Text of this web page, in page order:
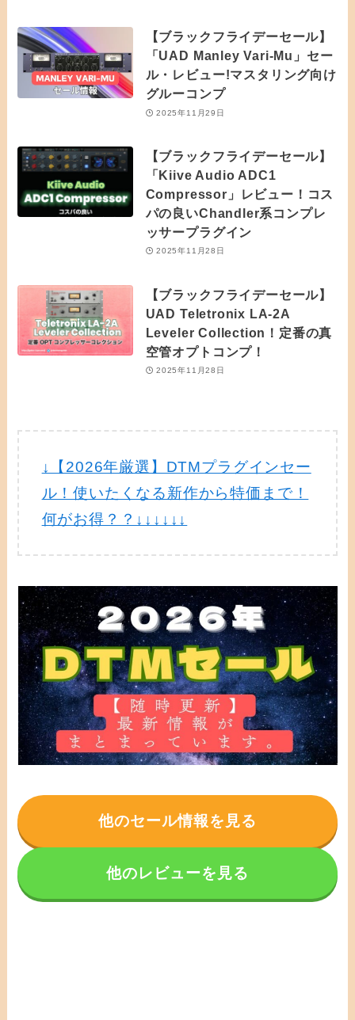
【ブラックフライデーセール】
「UAD Manley Vari-Mu」セー
ル・レビュー!マスタリング向け
グルーコンプ
2025年11月29日
【ブラックフライデーセール】
「Kiive Audio ADC1
Compressor」レビュー！コス
パの良いChandler系コンプレ
ッサープラグイン
2025年11月28日
【ブラックフライデーセール】
UAD Teletronix LA-2A
Leveler Collection！定番の真
空管オプトコンプ！
2025年11月28日
↓【2026年厳選】DTMプラグインセー
ル！使いたくなる新作から特価まで！
何がお得？？↓↓↓↓↓↓
他のセール情報を見る
他のレビューを見る